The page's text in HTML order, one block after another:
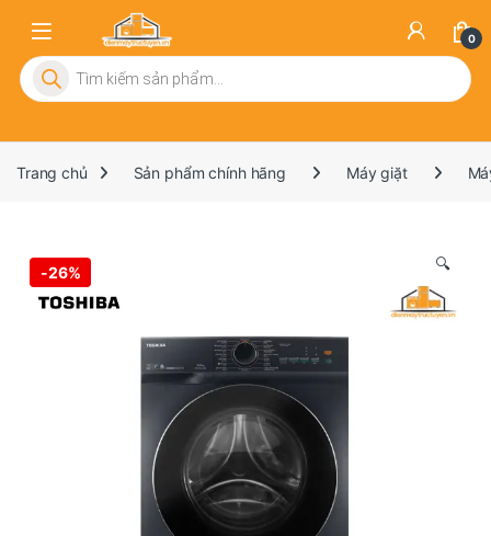
0
Tìm kiếm sản phẩm
Trang chủ Sản phẩm chính hãng Máy giặt
-26% 🔍